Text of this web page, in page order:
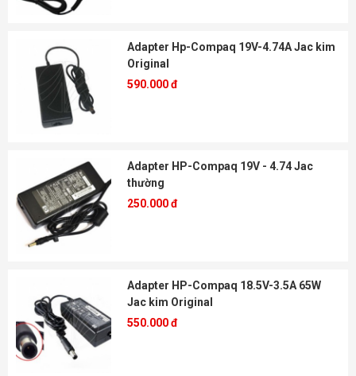
Adapter Hp-Compaq 19V-4.74A Jac kim
Original
590.000 đ
Adapter HP-Compaq 19V - 4.74 Jac
thường
250.000 đ
Adapter HP-Compaq 18.5V-3.5A 65W
Jac kim Original
550.000 đ